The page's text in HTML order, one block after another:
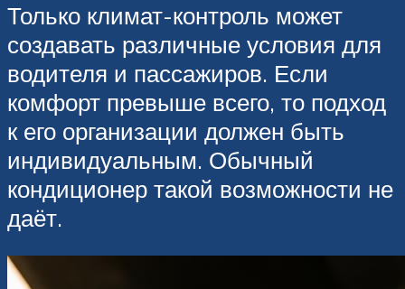
Только климат-контроль может
создавать различные условия для
водителя и пассажиров. Если
комфорт превыше всего, то подход
к его организации должен быть
индивидуальным. Обычный
кондиционер такой возможности не
даёт.